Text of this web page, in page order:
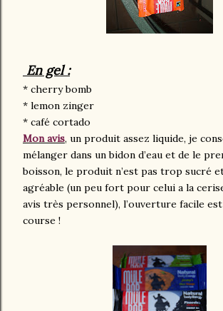
En gel :
* cherry bomb
* lemon zinger
* café cortado
Mon avis, un produit assez liquide, je
mélanger dans un bidon d’eau et de le
boisson, le produit n’est pas trop sucré
agréable (un peu fort pour celui a la
avis très personnel), l’ouverture facile
course !